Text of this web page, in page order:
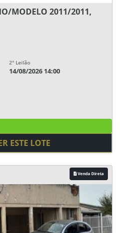
MODELO 2011/2011,
2° Leilão
14/08/2026 14:00
ESTE LOTE
Venda Direta